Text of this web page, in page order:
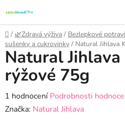
na
obsah
Domů
/ 🌿Zdravá výživa / Bezlepkové
sušenky a cukrovinky / Natural Jihlava
Natural
rýžové 75g
Průměrné
hodnocení
1 hodnocení Podrobnosti
Značka: Natural Jihlava